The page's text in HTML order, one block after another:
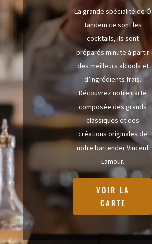
La grande spécialité de Ô
tandem ce sont les
cocktails, ils sont
préparés minute à partir
des meilleurs alcools et
d’ingrédients frais.
Découvrez notre carte
composée des grands
classiques et des
créations originales de
notre bartender Vincent
Lamour.
VOIR LA
CARTE